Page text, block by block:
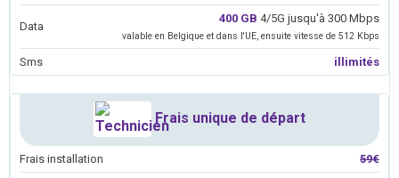
Data
400 GB 4/5G jusqu'à 300 Mbps
valable en Belgique et dans l'UE, ensuite vitesse de 512 Kbps
Sms illimités
Frais unique de départ
Frais installation
59€